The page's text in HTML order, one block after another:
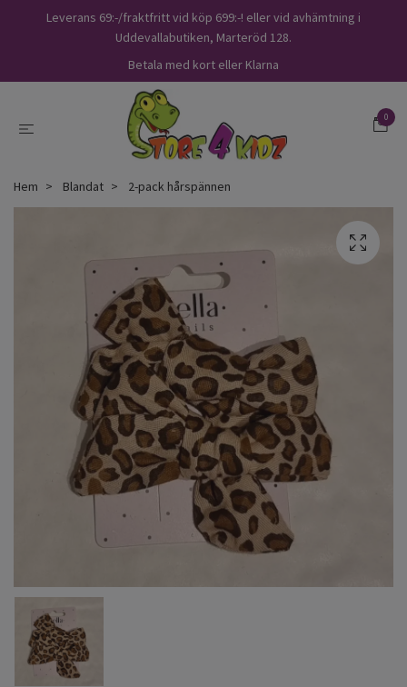
Leverans 69:-/fraktfritt vid köp 699:-! eller vid avhämtning i
Uddevallabutiken, Marteröd 128.
Betala med kort eller Klarna
0
Hem Blandat 2-pack hårspännen